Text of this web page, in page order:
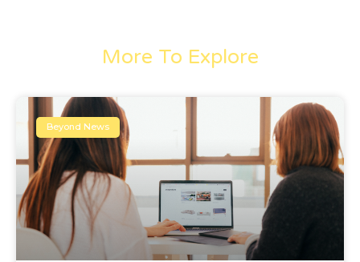
More To Explore
Beyond News